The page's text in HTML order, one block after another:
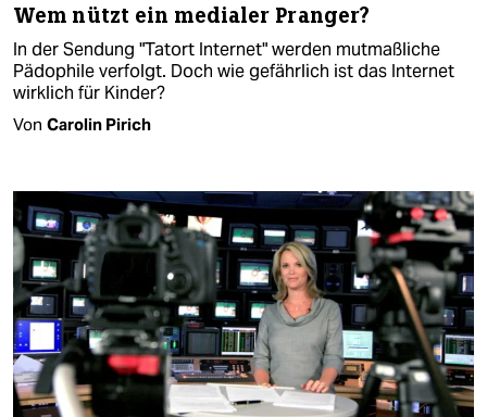
Wem nützt ein medialer Pranger?
In der Sendung "Tatort Internet" werden mutmaßliche
Pädophile verfolgt. Doch wie gefährlich ist das Internet
wirklich für Kinder?
Von Carolin Pirich